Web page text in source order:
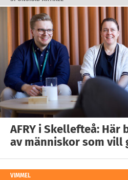
AFRY i Skellefteå: Här
av människor som vill
VIMMEL